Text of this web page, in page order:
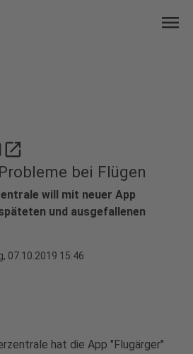
menu
open_in_new
bei Flügen
will mit neuer App
und ausgefallenen
07.10.2019 15:46
hat die App "Flugärger"